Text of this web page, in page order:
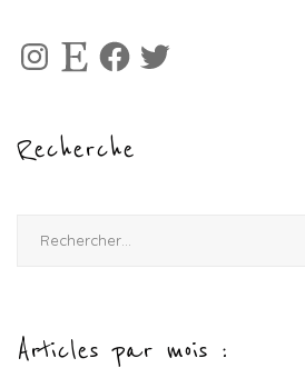
Instagram
Etsy Facebook
Twitter
Recherche
Articles par mois :